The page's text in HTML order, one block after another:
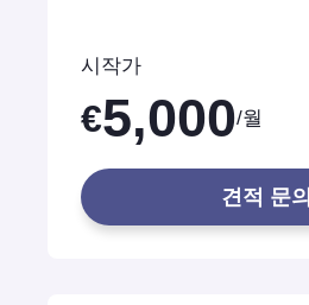
시작가
€5,000/월
견적 문의